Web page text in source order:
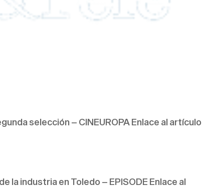
selección – CINEUROPA Enlace al artículo
la industria en Toledo – EPISODE Enlace al